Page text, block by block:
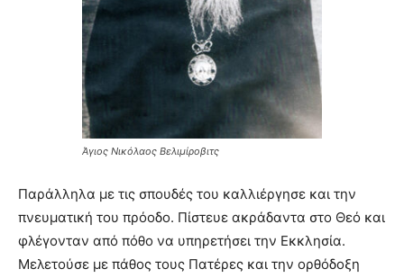
Άγιος Νικόλαος Βελιμίροβιτς
Παράλληλα με τις σπουδές του καλλιέργησε και την
πνευματική του πρόοδο. Πίστευε ακράδαντα στο Θεό και
φλέγονταν από πόθο να υπηρετήσει την Εκκλησία.
Μελετούσε με πάθος τους Πατέρες και την ορθόδοξη